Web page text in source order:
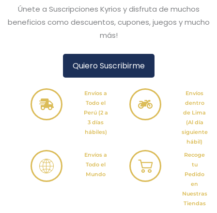
Únete a Suscripciones Kyrios y disfruta de muchos
beneficios como descuentos, cupones, juegos y mucho
más!
Quiero Suscribirme
Envíos a
Todo el
Perú (2 a
3 días
hábiles)
Envíos
dentro
de Lima
(Al día
siguiente
hábil)
Envíos a
Todo el
Mundo
Recoge
tu
Pedido
en
Nuestras
Tiendas